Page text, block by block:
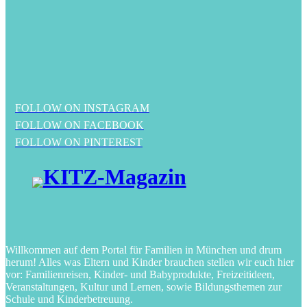
FOLLOW ON INSTAGRAM
FOLLOW ON FACEBOOK
FOLLOW ON PINTEREST
Willkommen auf dem Portal für Familien in München und drum
herum! Alles was Eltern und Kinder brauchen stellen wir euch hier
vor: Familienreisen, Kinder- und Babyprodukte, Freizeitideen,
Veranstaltungen, Kultur und Lernen, sowie Bildungsthemen zur
Schule und Kinderbetreuung.